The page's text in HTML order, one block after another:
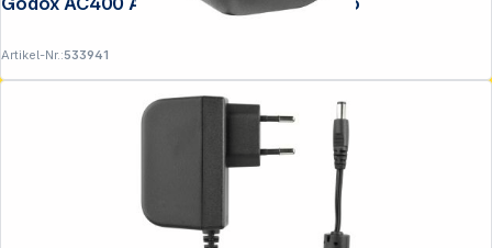
Artikel-Nr.:533941